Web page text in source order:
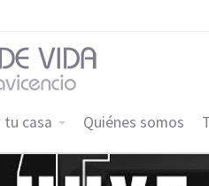
tu casa Quiénes somos